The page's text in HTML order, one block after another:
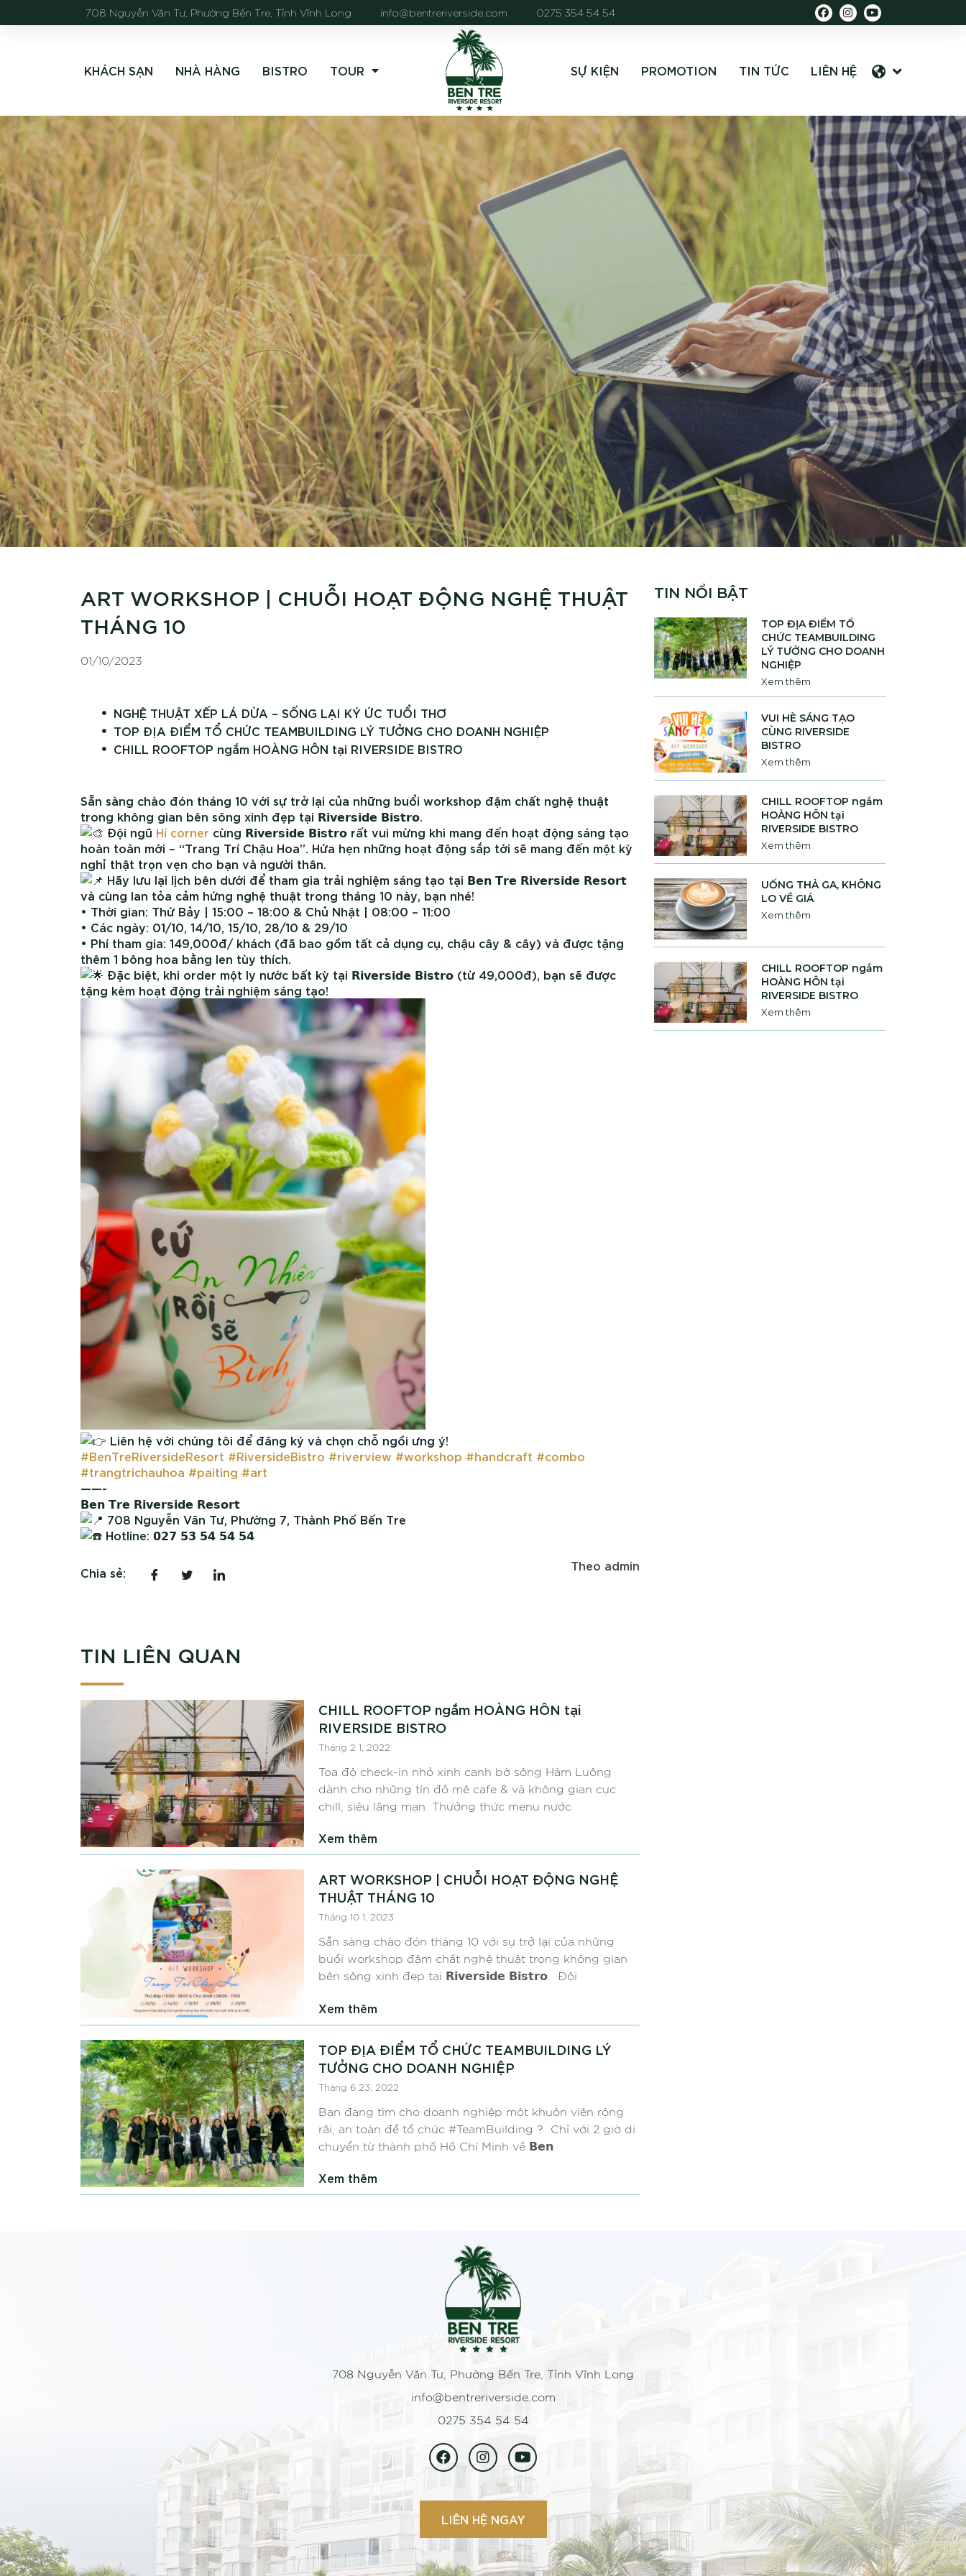
708 Nguyễn Văn Tư, Phường Bến Tre, Tỉnh Vĩnh Long info@bentreriverside.com 0275 354 54 54
KHÁCH SẠN NHÀ HÀNG BISTRO TOUR SỰ KIỆN PROMOTION TIN TỨC LIÊN HỆ
ART WORKSHOP | CHUỖI HOẠT ĐỘNG NGHỆ THUẬT
THÁNG 10
01/10/2023
NGHỆ THUẬT XẾP LÁ DỪA – SỐNG LẠI KÝ ỨC TUỔI THƠ
TOP ĐỊA ĐIỂM TỔ CHỨC TEAMBUILDING LÝ TƯỞNG CHO DOANH NGHIỆP
CHILL ROOFTOP ngắm HOÀNG HÔN tại RIVERSIDE BISTRO
Sẵn sàng chào đón tháng 10 với sự trở lại của những buổi workshop đậm chất nghệ thuật
trong không gian bên sông xinh đẹp tại 𝗥𝗶𝘃𝗲𝗿𝘀𝗶𝗱𝗲 𝗕𝗶𝘀𝘁𝗿𝗼.
Đội ngũ Hí corner cùng 𝗥𝗶𝘃𝗲𝗿𝘀𝗶𝗱𝗲 𝗕𝗶𝘀𝘁𝗿𝗼 rất vui mừng khi mang đến hoạt động sáng tạo
hoàn toàn mới – “Trang Trí Chậu Hoa”. Hứa hẹn những hoạt động sắp tới sẽ mang đến một kỳ
nghỉ thật trọn vẹn cho bạn và người thân.
Hãy lưu lại lịch bên dưới để tham gia trải nghiệm sáng tạo tại 𝗕𝗲𝗻 𝗧𝗿𝗲 𝗥𝗶𝘃𝗲𝗿𝘀𝗶𝗱𝗲 𝗥𝗲𝘀𝗼𝗿𝘁
và cùng lan tỏa cảm hứng nghệ thuật trong tháng 10 này, bạn nhé!
• Thời gian: Thứ Bảy | 15:00 – 18:00 & Chủ Nhật | 08:00 – 11:00
• Các ngày: 01/10, 14/10, 15/10, 28/10 & 29/10
• Phí tham gia: 149,000đ/ khách (đã bao gồm tất cả dụng cụ, chậu cây & cây) và được tặng
thêm 1 bông hoa bằng len tùy thích.
Đặc biệt, khi order một ly nước bất kỳ tại 𝗥𝗶𝘃𝗲𝗿𝘀𝗶𝗱𝗲 𝗕𝗶𝘀𝘁𝗿𝗼 (từ 49,000đ), bạn sẽ được
tặng kèm hoạt động trải nghiệm sáng tạo!
Liên hệ với chúng tôi để đăng ký và chọn chỗ ngồi ưng ý!
#BenTreRiversideResort #RiversideBistro #riverview #workshop #handcraft #combo
#trangtrichauhoa #paiting #art
——-
𝗕𝗲𝗻 𝗧𝗿𝗲 𝗥𝗶𝘃𝗲𝗿𝘀𝗶𝗱𝗲 𝗥𝗲𝘀𝗼𝗿𝘁
708 Nguyễn Văn Tư, Phường 7, Thành Phố Bến Tre
Hotline: 𝟬𝟮𝟳 𝟱𝟯 𝟱𝟰 𝟱𝟰 𝟱𝟰
Chia sẻ: Theo admin
TIN LIÊN QUAN
CHILL ROOFTOP ngắm HOÀNG HÔN tại
RIVERSIDE BISTRO
Tháng 2 1, 2022
Tọa độ check-in nhỏ xinh cạnh bờ sông Hàm Luông
dành cho những tín đồ mê cafe & và không gian cực
chill, siêu lãng mạn. Thưởng thức menu nước
Xem thêm
ART WORKSHOP | CHUỖI HOẠT ĐỘNG NGHỆ
THUẬT THÁNG 10
Tháng 10 1, 2023
Sẵn sàng chào đón tháng 10 với sự trở lại của những
buổi workshop đậm chất nghệ thuật trong không gian
bên sông xinh đẹp tại 𝗥𝗶𝘃𝗲𝗿𝘀𝗶𝗱𝗲 𝗕𝗶𝘀𝘁𝗿𝗼. ️ Đội
Xem thêm
TOP ĐỊA ĐIỂM TỔ CHỨC TEAMBUILDING LÝ
TƯỞNG CHO DOANH NGHIỆP
Tháng 6 23, 2022
Bạn đang tìm cho doanh nghiệp một khuôn viên rộng
rãi, an toàn để tổ chức #TeamBuilding ? Chỉ với 2 giờ di
chuyển từ thành phố Hồ Chí Minh về 𝗕𝗲𝗻
Xem thêm
TIN NỔI BẬT
TOP ĐỊA ĐIỂM TỔ
CHỨC TEAMBUILDING
LÝ TƯỞNG CHO DOANH
NGHIỆP
Xem thêm
VUI HÈ SÁNG TẠO
CÙNG RIVERSIDE
BISTRO
Xem thêm
CHILL ROOFTOP ngắm
HOÀNG HÔN tại
RIVERSIDE BISTRO
Xem thêm
UỐNG THẢ GA, KHÔNG
LO VỀ GIÁ
Xem thêm
CHILL ROOFTOP ngắm
HOÀNG HÔN tại
RIVERSIDE BISTRO
Xem thêm
708 Nguyễn Văn Tư, Phường Bến Tre, Tỉnh Vĩnh Long
info@bentreriverside.com
0275 354 54 54
LIÊN HỆ NGAY